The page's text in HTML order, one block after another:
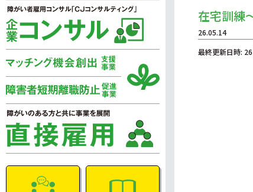
在宅訓練
26.05.14
最終更新日時: